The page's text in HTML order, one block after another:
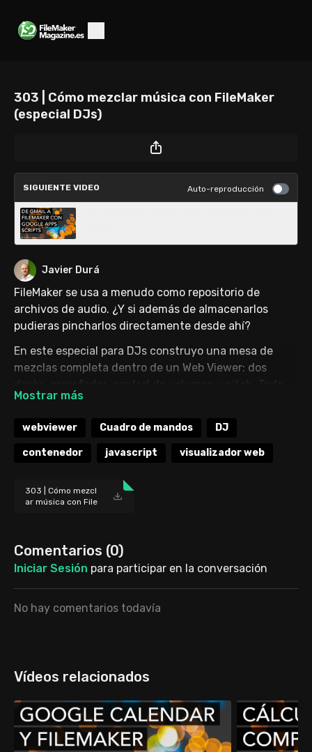
303 | Cómo mezclar música con FileMaker
(especial DJs)
SIGUIENTE VIDEO Auto-reproducción
Javier Durá
FileMaker se usa a menudo como repositorio de
archivos de audio. ¿Y si además de almacenarlos
pudieras pincharlos directamente desde ahí?
En este especial para DJs construyo una mesa de
mezclas completa dentro de un Web Viewer: dos
decks, crossfader, control de volumen y pitch. Todo
con HTML, CSS y JavaScript incrustado en FileMaker.
macOS tiene menos opciones nativas para reproducir
cuanto usas un visualizador web. Y la interfaz... ya la
webviewer Cuadro de mandos DJ
contenedor javascript visualizador web
303 | Cómo mezcl
ar música con File
Comentarios (0)
Iniciar Sesión para participar en la conversación
No hay comentarios todavía
Vídeos relacionados